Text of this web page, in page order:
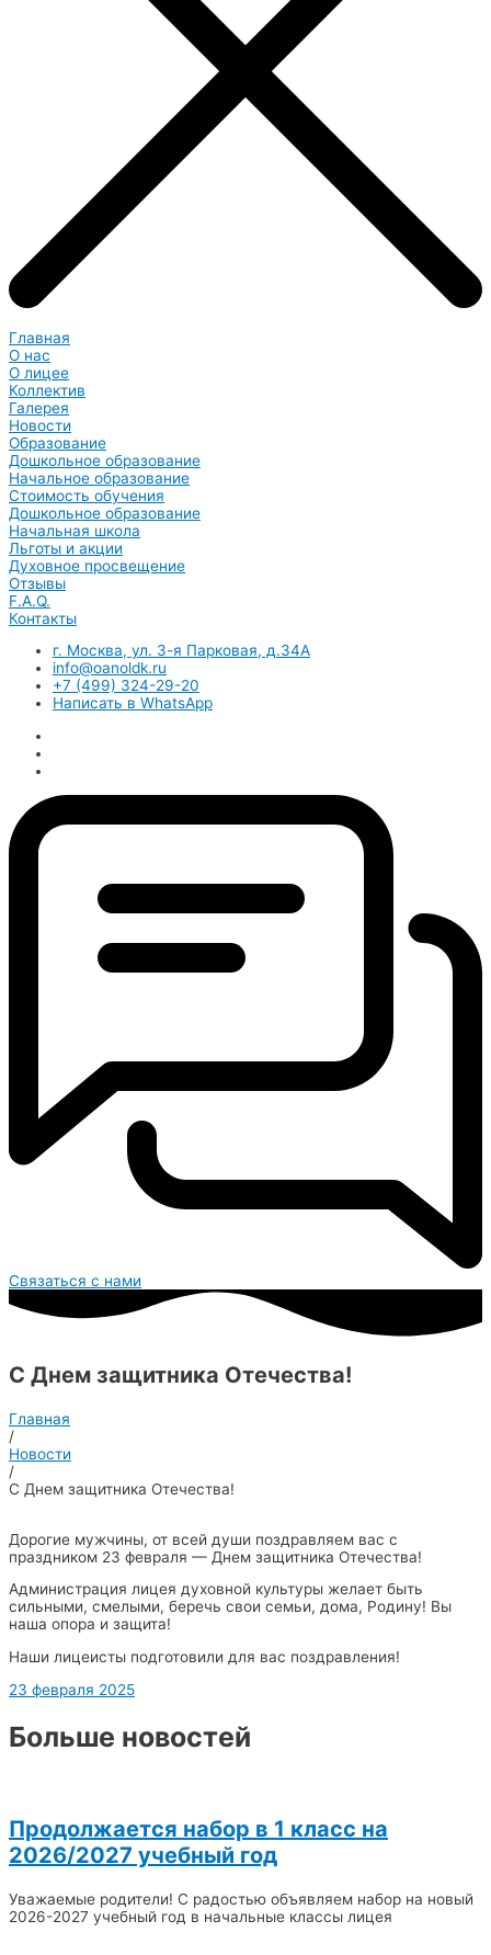
Главная
О нас
О лицее
Коллектив
Галерея
Новости
Образование
Дошкольное образование
Начальное образование
Стоимость обучения
Дошкольное образование
Начальная школа
Льготы и акции
Духовное просвещение
Отзывы
F.A.Q.
Контакты
г. Москва, ул. 3-я Парковая, д.34А
info@oanoldk.ru
+7 (499) 324-29-20
Написать в WhatsApp
Связаться с нами
С Днем защитника Отечества!
Главная
/
Новости
/
С Днем защитника Отечества!
Дорогие мужчины, от всей души поздравляем вас с
праздником 23 февраля — Днем защитника Отечества!
Администрация лицея духовной культуры желает быть
сильными, смелыми, беречь свои семьи, дома, Родину! Вы
наша опора и защита!
Наши лицеисты подготовили для вас поздравления!
23 февраля 2025
Больше новостей
Продолжается набор в 1 класс на
2026/2027 учебный год
Уважаемые родители! С радостью объявляем набор на новый
2026-2027 учебный год в начальные классы лицея